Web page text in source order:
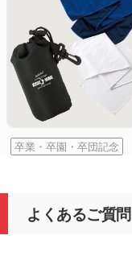
卒業・卒園・卒団記念
よくあるご質問